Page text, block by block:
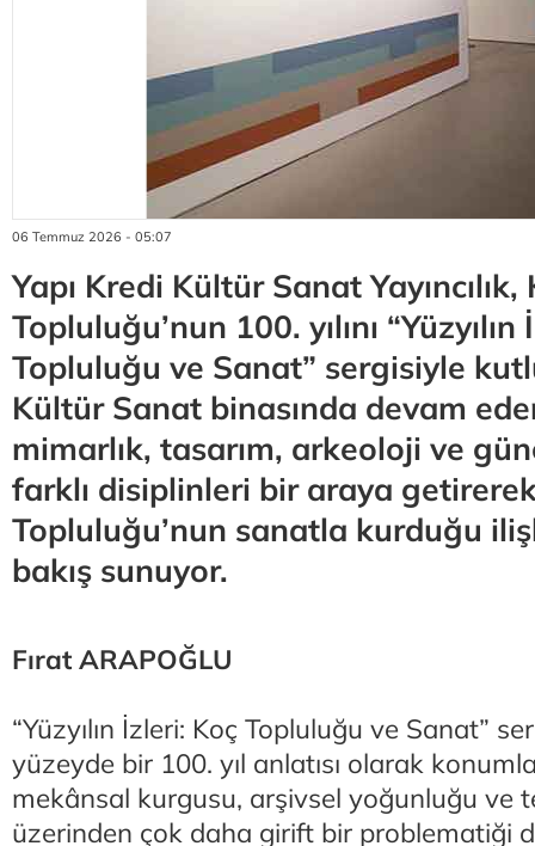
06 Temmuz 2026 - 05:07
Yapı Kredi Kültür Sanat Yayıncılık,
Topluluğu’nun 100. yılını
Topluluğu ve Sanat” sergisiyle
Kültür Sanat binasında devam
mimarlık, tasarım, arkeoloji ve
farklı disiplinleri bir araya
Topluluğu’nun sanatla kurduğu
bakış sunuyor.
Fırat ARAPOĞLU
“Yüzyılın İzleri: Koç Topluluğu ve Sanat”
yüzeyde bir 100. yıl anlatısı olarak
mekânsal kurgusu, arşivsel yoğunluğu ve
üzerinden çok daha girift bir problematiği